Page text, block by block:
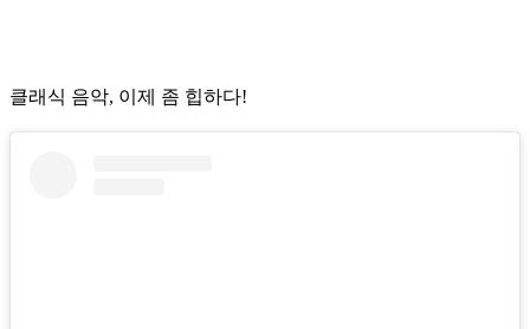
클래식 음악, 이제 좀 힙하다!